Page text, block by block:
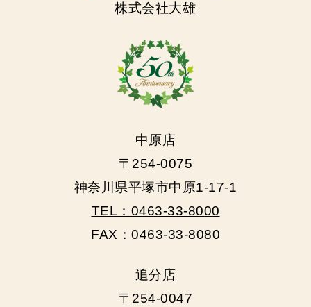
株式会社大雄
中原店
〒254-0075
神奈川県平塚市中原1-17-1
TEL：0463-33-8000
FAX：0463-33-8080
追分店
〒254-0047